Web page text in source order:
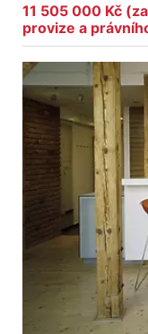
11 505 000 Kč
provize a